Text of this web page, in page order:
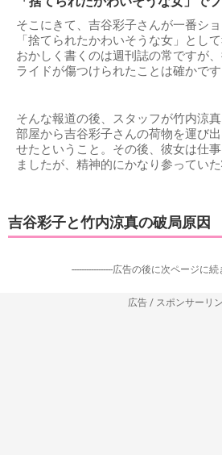
そこにきて、吉谷彩子さんが一番ショ
「捨てられたかわいそうな女」とし
おかしく書くのは週刊誌の常ですが
ライドが傷つけられたことは確かです
そんな報道の後、スタッフが竹内涼真
部屋から吉谷彩子さんの荷物を運び
せたということ。その後、彼女は仕
ましたが、精神的にかなり参っていた
吉谷彩子と竹内涼真の破局原因
-----------------広告の後に次ページに続
広告 / スポンサーリ